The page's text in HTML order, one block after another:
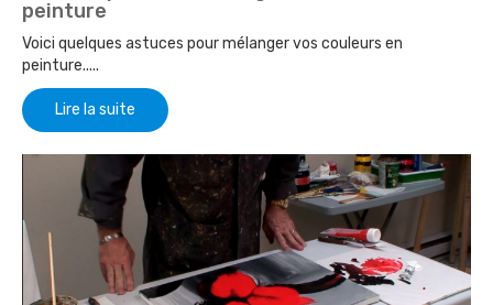
peinture
Voici quelques astuces pour mélanger vos couleurs en
peinture.....
Lire la suite